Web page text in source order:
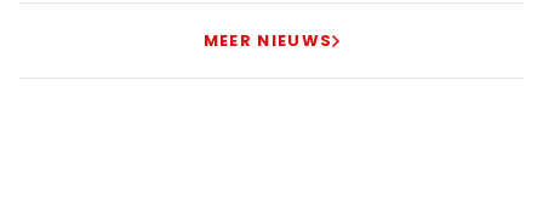
MEER NIEUWS